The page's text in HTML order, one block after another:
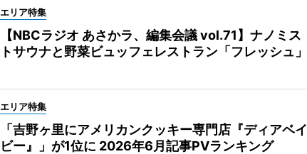
エリア特集
【NBCラジオ あさかラ、編集会議 vol.71】ナノミス
トサウナと野菜ビュッフェレストラン「フレッシュ」
エリア特集
「吉野ヶ里にアメリカンクッキー専門店『ディアベイ
ビー』」が1位に 2026年6月記事PVランキング